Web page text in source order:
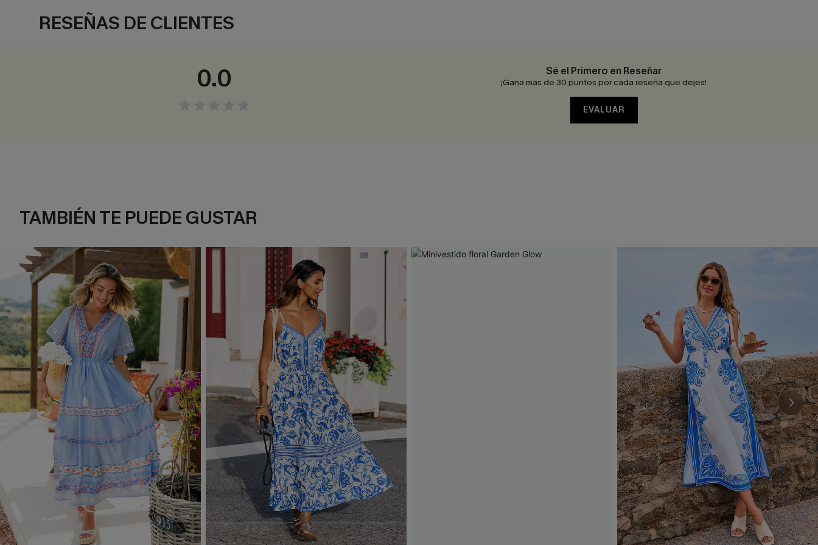
RESEÑAS DE CLIENTES
0.0 Sé el Primero en Reseñar
¡Gana más de 30 puntos por cada reseña que dejes!
EVALUAR
TAMBIÉN TE PUEDE GUSTAR